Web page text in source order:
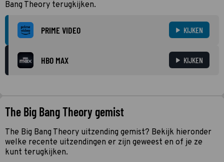
Bang Theory terugkijken.
PRIME VIDEO KIJKEN
HBO MAX KIJKEN
The Big Bang Theory gemist
The Big Bang Theory uitzending gemist? Bekijk hieronder
welke recente uitzendingen er zijn geweest en of je ze
kunt terugkijken.